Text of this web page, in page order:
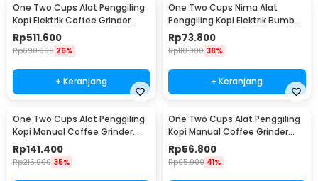
One Two Cups Alat Penggiling
Kopi Elektrik Coffee Grinder
Adjustable - 600N
Rp511.600
Rp690.900 26%
+ Keranjang
One Two Cups Nima Alat
Penggiling Kopi Elektrik Bumbu
Coffee Grinder - NM-8300
Rp73.800
Rp118.900 38%
+ Keranjang
One Two Cups Alat Penggiling
Kopi Manual Coffee Grinder
Wood 30g - CW85532
Rp141.400
Rp215.900 35%
One Two Cups Alat Penggiling
Kopi Manual Coffee Grinder
160ml - CF012
Rp56.800
Rp95.900 41%